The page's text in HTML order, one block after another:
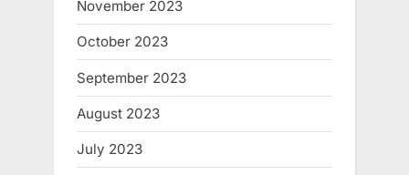
November 2023
October 2023
September 2023
August 2023
July 2023